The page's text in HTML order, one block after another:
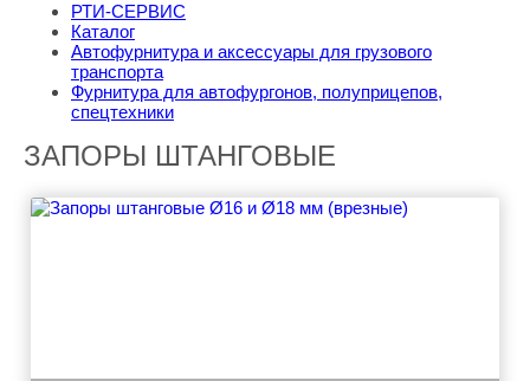
РТИ-СЕРВИС
Каталог
Автофурнитура и аксессуары для грузового
транспорта
Фурнитура для автофургонов, полуприцепов,
спецтехники
ЗАПОРЫ ШТАНГОВЫЕ